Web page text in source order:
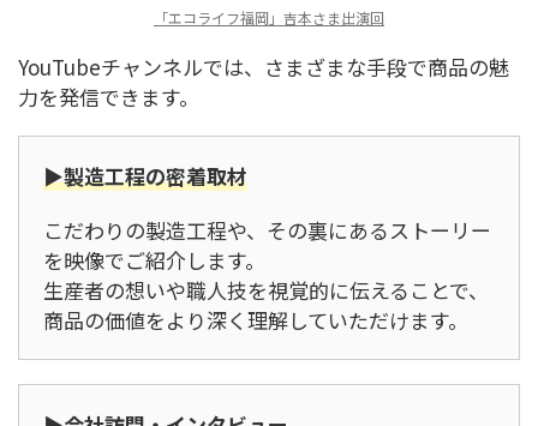
「エコライフ福岡」吉本さま出演回
YouTubeチャンネルでは、さまざまな手段で商品の魅
力を発信できます。
▶製造工程の密着取材
こだわりの製造工程や、その裏にあるストーリー
を映像でご紹介します。
生産者の想いや職人技を視覚的に伝えることで、
商品の価値をより深く理解していただけます。